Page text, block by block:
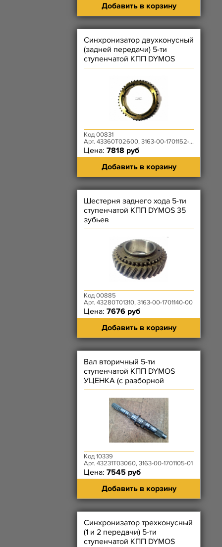
Добавить в корзину
Синхронизатор двухконусный
(задней передачи) 5-ти
ступенчатой КПП DYMOS
Код 00831
Арт. 43360T02600, 3163-00-1701152-00
Цена: 7818 руб
Добавить в корзину
Шестерня заднего хода 5-ти
ступенчатой КПП DYMOS 35
зубьев
Код 00885
Арт. 43280T01310, 3163-00-1701140-00
Цена: 7676 руб
Добавить в корзину
Вал вторичный 5-ти
ступенчатой КПП DYMOS
УЦЕНКА (с разборной
коробки)
Код 10339
Арт. 43231T03060, 3163-00-1701105-01
Цена: 7545 руб
Добавить в корзину
Синхронизатор трехконусный
(1 и 2 передачи) 5-ти
ступенчатой КПП DYMOS